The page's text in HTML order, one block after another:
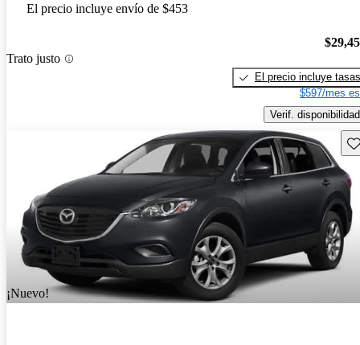
El precio incluye envío de $453
Trato justo
El precio incluye tasas
$597/mes
Verif. disponibilidad
¡Nuevo!